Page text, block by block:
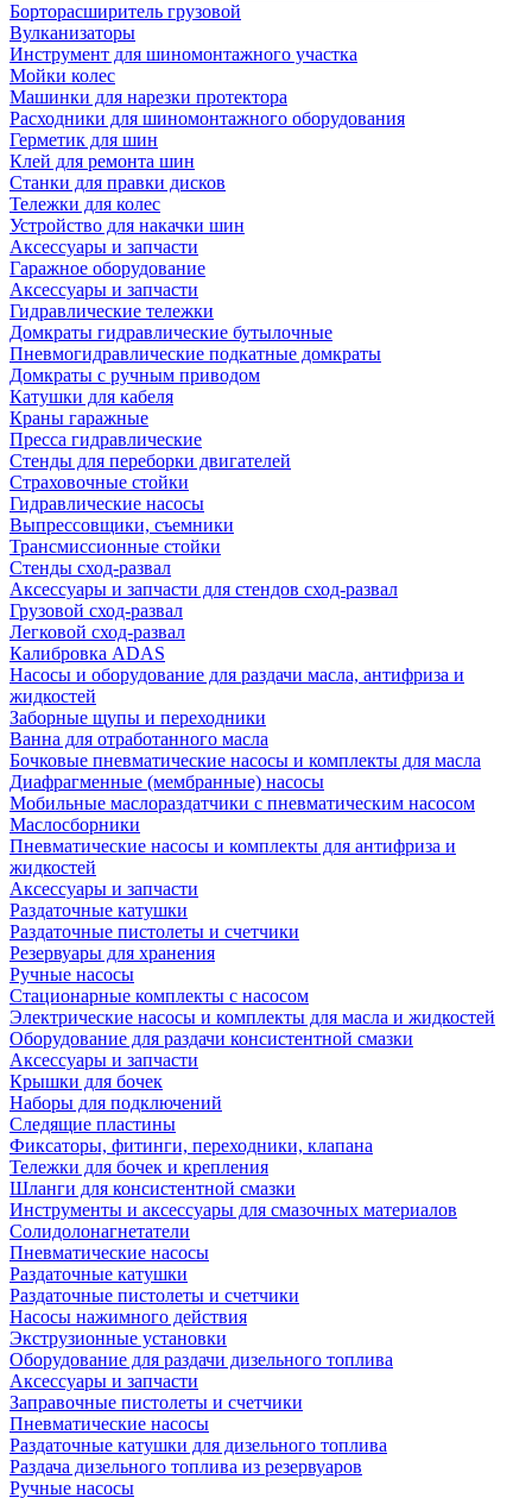
Борторасширитель грузовой
Вулканизаторы
Инструмент для шиномонтажного участка
Мойки колес
Машинки для нарезки протектора
Расходники для шиномонтажного оборудования
Герметик для шин
Клей для ремонта шин
Станки для правки дисков
Тележки для колес
Устройство для накачки шин
Аксессуары и запчасти
Гаражное оборудование
Аксессуары и запчасти
Гидравлические тележки
Домкраты гидравлические бутылочные
Пневмогидравлические подкатные домкраты
Домкраты с ручным приводом
Катушки для кабеля
Краны гаражные
Пресса гидравлические
Стенды для переборки двигателей
Страховочные стойки
Гидравлические насосы
Выпрессовщики, съемники
Трансмиссионные стойки
Стенды сход-развал
Аксессуары и запчасти для стендов сход-развал
Грузовой сход-развал
Легковой сход-развал
Калибровка ADAS
Насосы и оборудование для раздачи масла, антифриза и
жидкостей
Заборные щупы и переходники
Ванна для отработанного масла
Бочковые пневматические насосы и комплекты для масла
Диафрагменные (мембранные) насосы
Мобильные маслораздатчики с пневматическим насосом
Маслосборники
Пневматические насосы и комплекты для антифриза и
жидкостей
Аксессуары и запчасти
Раздаточные катушки
Раздаточные пистолеты и счетчики
Резервуары для хранения
Ручные насосы
Стационарные комплекты с насосом
Электрические насосы и комплекты для масла и жидкостей
Оборудование для раздачи консистентной смазки
Аксессуары и запчасти
Крышки для бочек
Наборы для подключений
Следящие пластины
Фиксаторы, фитинги, переходники, клапана
Тележки для бочек и крепления
Шланги для консистентной смазки
Инструменты и аксессуары для смазочных материалов
Солидолонагнетатели
Пневматические насосы
Раздаточные катушки
Раздаточные пистолеты и счетчики
Насосы нажимного действия
Экструзионные установки
Оборудование для раздачи дизельного топлива
Аксессуары и запчасти
Заправочные пистолеты и счетчики
Пневматические насосы
Раздаточные катушки для дизельного топлива
Раздача дизельного топлива из резервуаров
Ручные насосы